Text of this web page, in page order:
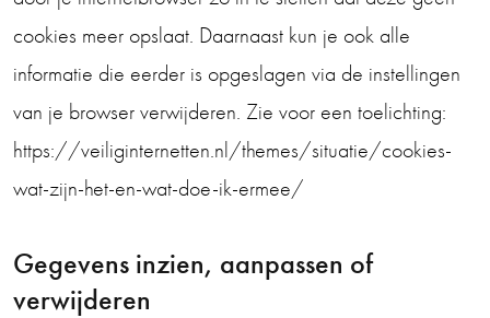
cookies meer opslaat. Daarnaast kun je ook alle
informatie die eerder is opgeslagen via de instellingen
van je browser verwijderen. Zie voor een toelichting:
https://veiliginternetten.nl/themes/situatie/cookies-
wat-zijn-het-en-wat-doe-ik-ermee/
Gegevens inzien, aanpassen of
verwijderen